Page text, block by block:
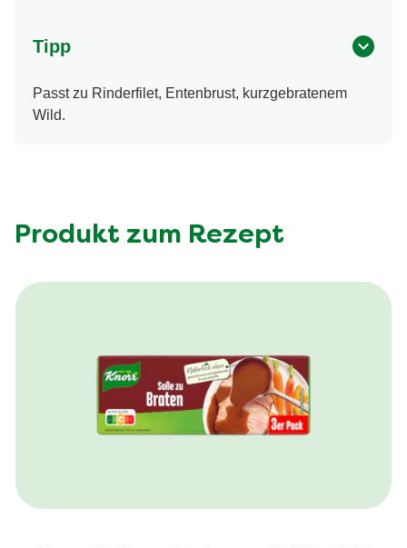
Tipp
Passt zu Rinderfilet, Entenbrust, kurzgebratenem
Wild.
Produkt zum Rezept